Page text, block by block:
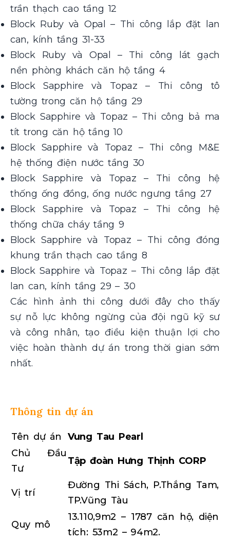
trần thạch cao tầng 12
Block Ruby và Opal – Thi công lắp đặt lan
can, kính tầng 31-33
Block Ruby và Opal – Thi công lát gạch
nền phòng khách căn hộ tầng 4
Block Sapphire và Topaz – Thi công tô
tường trong căn hộ tầng 29
Block Sapphire và Topaz – Thi công bả ma
tít trong căn hộ tầng 10
Block Sapphire và Topaz – Thi công M&E
hệ thống điện nước tầng 30
Block Sapphire và Topaz – Thi công hệ
thống ống đồng, ống nước ngưng tầng 27
Block Sapphire và Topaz – Thi công hệ
thống chữa cháy tầng 9
Block Sapphire và Topaz – Thi công đóng
khung trần thạch cao tầng 8
Block Sapphire và Topaz – Thi công lắp đặt
lan can, kính tầng 29 – 30
Các hình ảnh thi công dưới đây cho thấy
sự nỗ lực không ngừng của đội ngũ kỹ sư
và công nhân, tạo điều kiện thuận lợi cho
việc hoàn thành dự án trong thời gian sớm
nhất.
Thông tin dự án
Tên dự án
Vung Tau Pearl
Chủ Đầu
Tư
Tập đoàn Hưng Thịnh CORP
Vị trí
Đường Thi Sách, P.Thắng Tam,
TP.Vũng Tàu
Quy mô
13.110,9m2 – 1787 căn hộ, diện
tích: 53m2 – 94m2.